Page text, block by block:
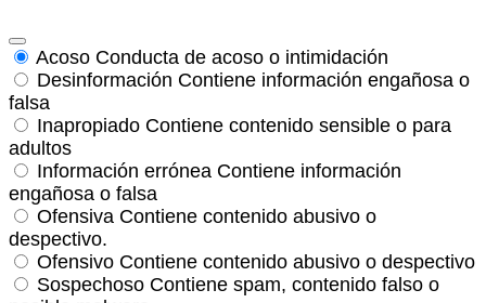
Acoso Conducta de acoso o intimidación
Desinformación Contiene información engañosa o
falsa
Inapropiado Contiene contenido sensible o para
adultos
Información errónea Contiene información
engañosa o falsa
Ofensiva Contiene contenido abusivo o
despectivo.
Ofensivo Contiene contenido abusivo o despectivo
Sospechoso Contiene spam, contenido falso o